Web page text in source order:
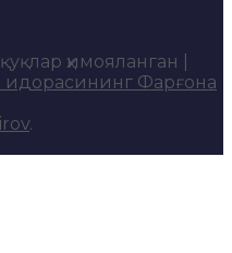
ҳимояланган |
идорасининг Фарғона
.